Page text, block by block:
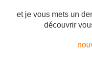
et je vous mets un
découvrir